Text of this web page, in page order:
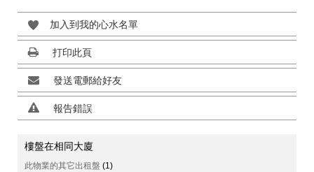
加入到我的心水名單
打印此頁
發送電郵給好友
報告錯誤
樓盤在相同大廈
此物業的其它出租盤 (1)